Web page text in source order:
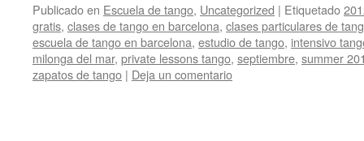
Publicado en Escuela de tango, Uncategorized | Etiquetado
gratis, clases de tango en barcelona, clases particulares de
escuela de tango en barcelona, estudio de tango, intensivo
milonga del mar, private lessons tango, septiembre, summer
zapatos de tango | Deja un comentario